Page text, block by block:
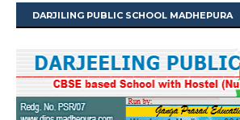
DARJILING PUBLIC SCHOOL MADHEPURA